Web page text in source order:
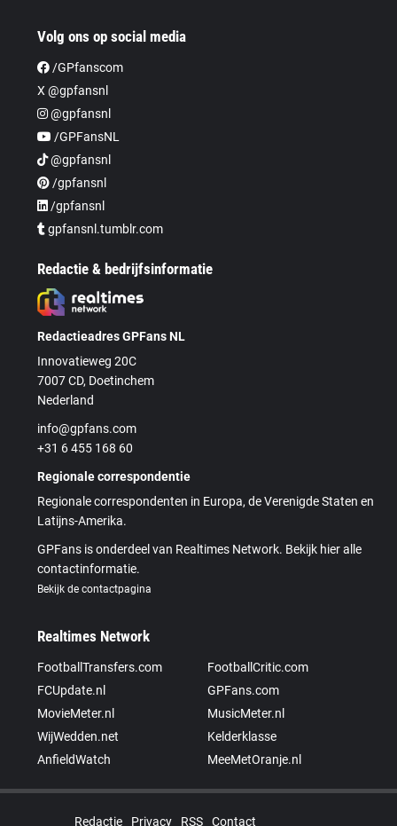
Volg ons op social media
/GPfanscom
X @gpfansnl
@gpfansnl
/GPFansNL
@gpfansnl
/gpfansnl
/gpfansnl
gpfansnl.tumblr.com
Redactie & bedrijfsinformatie
Redactieadres GPFans NL
Innovatieweg 20C
7007 CD, Doetinchem
Nederland
info@gpfans.com
+31 6 455 168 60
Regionale correspondentie
Regionale correspondenten in Europa, de Verenigde Staten en
Latijns-Amerika.
GPFans is onderdeel van Realtimes Network. Bekijk hier alle
contactinformatie.
Bekijk de contactpagina
Realtimes Network
FootballTransfers.com
FootballCritic.com
FCUpdate.nl
GPFans.com
MovieMeter.nl
MusicMeter.nl
WijWedden.net
Kelderklasse
AnfieldWatch
MeeMetOranje.nl
Redactie Privacy RSS Contact